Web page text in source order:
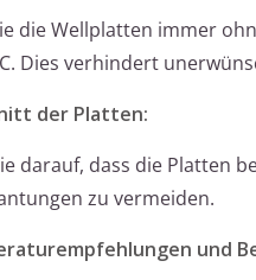
die Wellplatten immer
Dies verhindert
der Platten:
darauf, dass die Platten
zu vermeiden.
und